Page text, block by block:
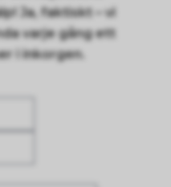
Ja, faktiskt – vi
varje gång ett
i inkorgen.